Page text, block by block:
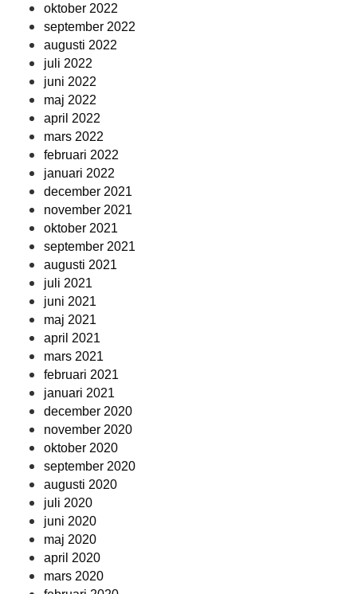
oktober 2022
september 2022
augusti 2022
juli 2022
juni 2022
maj 2022
april 2022
mars 2022
februari 2022
januari 2022
december 2021
november 2021
oktober 2021
september 2021
augusti 2021
juli 2021
juni 2021
maj 2021
april 2021
mars 2021
februari 2021
januari 2021
december 2020
november 2020
oktober 2020
september 2020
augusti 2020
juli 2020
juni 2020
maj 2020
april 2020
mars 2020